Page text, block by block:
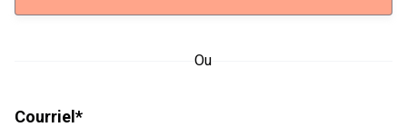
Ou
Courriel *Champ obligatoire